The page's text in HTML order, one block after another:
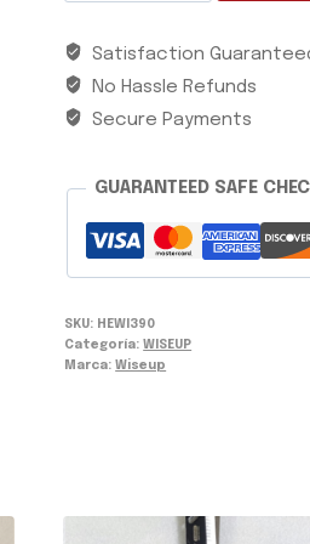
CERR/ABATIBLE
WISEUP
cantidad
Satisfaction
No Hassle Refunds
Secure Payments
GUARANTEED SAFE
SKU: HEWI390
Categoría:WISEUP
Marca:Wiseup